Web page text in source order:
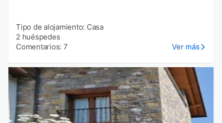
Tipo de alojamiento: Casa
2 huéspedes
Comentarios: 7
Ver más